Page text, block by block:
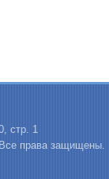
стр. 1
права защищены.